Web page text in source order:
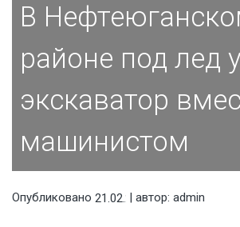
В
районе под лед
экскаватор
машинистом
Опубликовано 21.02.2019| автор: admin